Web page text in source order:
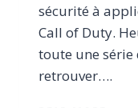
sécurité à
Call of Duty.
toute une série
retrouver….